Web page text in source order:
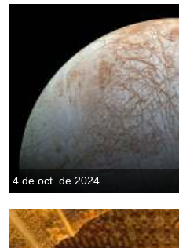
4 de oct. de 2024